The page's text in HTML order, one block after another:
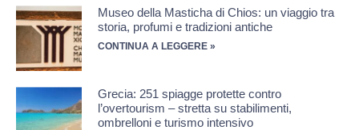
Museo della Masticha di Chios: un viaggio tra
storia, profumi e tradizioni antiche
CONTINUA A LEGGERE »
Grecia: 251 spiagge protette contro
l’overtourism – stretta su stabilimenti,
ombrelloni e turismo intensivo